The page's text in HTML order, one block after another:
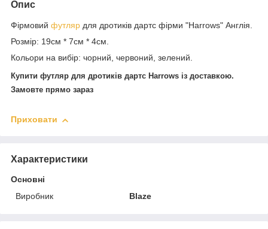
Опис
Фірмовий футляр для дротиків дартс фірми "Harrows" Англія.
Розмір: 19см * 7см * 4см.
Кольори на вибір: чорний, червоний, зелений.
Купити футляр для дротиків дартс Harrows із доставкою.
Замовте прямо зараз
Приховати
Характеристики
Основні
Виробник
Blaze